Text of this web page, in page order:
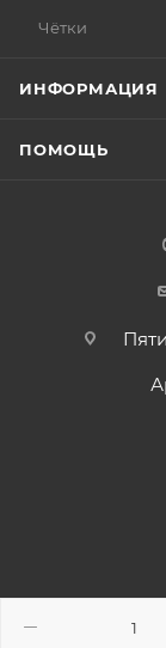
Чётки
ИНФОРМАЦИЯ
ПОМОЩЬ